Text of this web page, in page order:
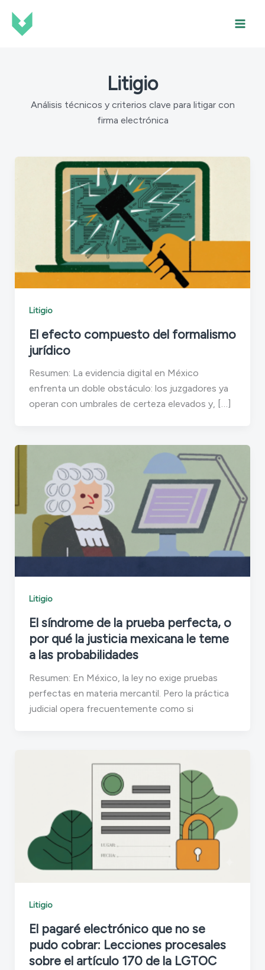
contenido
Litigio
Análisis técnicos y criterios clave para litigar con
firma electrónica
Litigio
El efecto compuesto del formalismo
jurídico
Resumen: La evidencia digital en México
enfrenta un doble obstáculo: los juzgadores ya
operan con umbrales de certeza elevados y, […]
Litigio
El síndrome de la prueba perfecta, o
por qué la justicia mexicana le teme
a las probabilidades
Resumen: En México, la ley no exige pruebas
perfectas en materia mercantil. Pero la práctica
judicial opera frecuentemente como si
Litigio
El pagaré electrónico que no se
pudo cobrar: Lecciones procesales
sobre el artículo 170 de la LGTOC